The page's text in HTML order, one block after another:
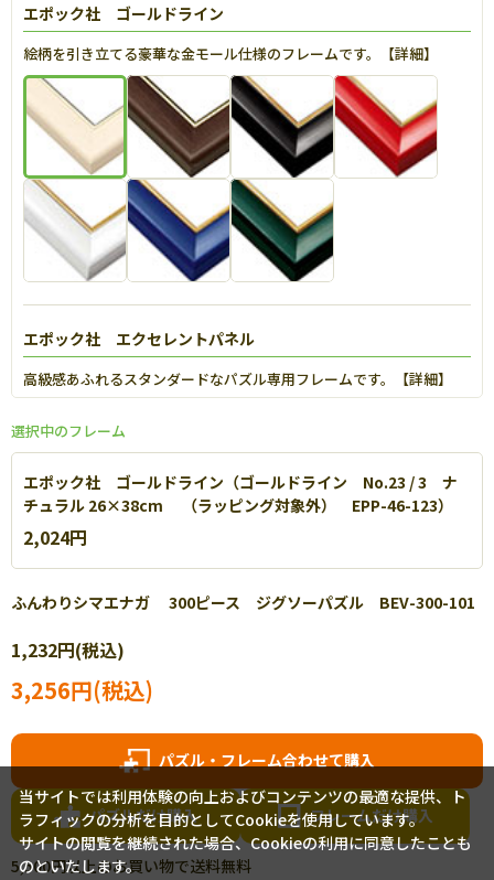
エポック社 ゴールドライン
絵柄を引き立てる豪華な金モール仕様のフレームです。【詳細】
エポック社 エクセレントパネル
高級感あふれるスタンダードなパズル専用フレームです。【詳細】
エポック社 パネルマックス
軽量なアルミを使用し丈夫で扱いやすいパネルです。【
選択中のフレーム
エポック社 ゴールドライン（ゴールドライン No.23 / 3 ナ
チュラル 26×38cm （ラッピング対象外） EPP-46-123）
2,024円
ふんわりシマエナガ 300ピース ジグソーパズル BEV-300-101
1,232円(税込)
3,256円(税込)
パズル・フレーム合わせて購入
パズルだけ購入 フレームだけ購入
5,500円以上のお買い物で送料無料
当サイトでは利用体験の向上およびコンテンツの最適な提供、ト
ラフィックの分析を目的としてCookieを使用しています。
サイトの閲覧を継続された場合、Cookieの利用に同意したことも
のといたします。